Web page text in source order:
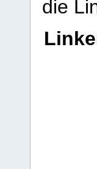
die